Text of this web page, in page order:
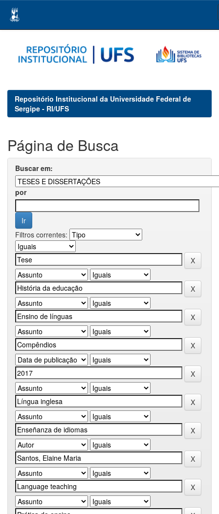
navigation
Repositório Institucional da Universidade Federal de
Sergipe - RI/UFS
Página de Busca
Buscar em:
por
Filtros correntes: